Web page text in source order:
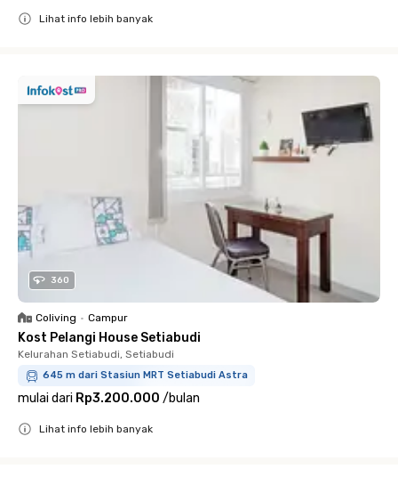
Lihat info lebih banyak
360
Coliving • Campur
Kost Pelangi House Setiabudi
Kelurahan Setiabudi, Setiabudi
645 m dari Stasiun MRT Setiabudi Astra
mulai dari Rp3.200.000 /bulan
Lihat info lebih banyak